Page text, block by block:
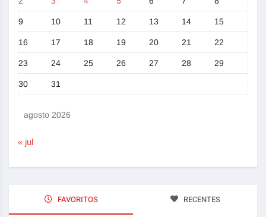
agosto 2026
9 10 11 12 13 14 15
16 17 18 19 20 21 22
23 24 25 26 27 28 29
30 31
« jul
FAVORITOS RECENTES